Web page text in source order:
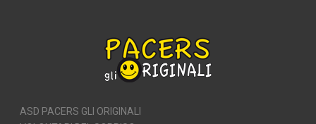
ASD PACERS GLI ORIGINALI